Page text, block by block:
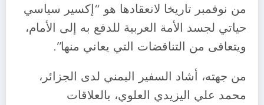
من نوفمبر تاريخا لانعقادها هو “إكسير سياسي
حياتي لجسد الأمة العربية للدفع به إلى الأمام،
ويتعافى من التناقضات التي يعاني منها”.
من جهته، أشاد السفير اليمني لدى الجزائر،
محمد علي اليزيدي العلوي، بالعلاقات